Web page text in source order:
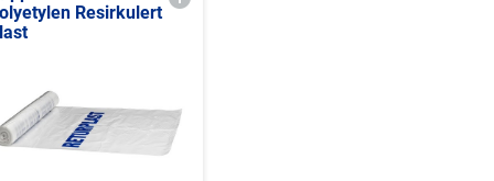
Resirkulert